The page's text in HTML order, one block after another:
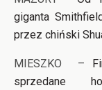
giganta
przez chiński
MIESZKO –
sprzedane